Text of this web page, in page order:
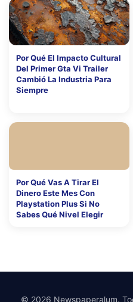
Por Qué El Impacto Cultural
Del Primer Gta Vi Trailer
Cambió La Industria Para
Siempre
Por Qué Vas A Tirar El
Dinero Este Mes Con
Playstation Plus Si No
Sabes Qué Nivel Elegir
© 2026 Newspaperalum.